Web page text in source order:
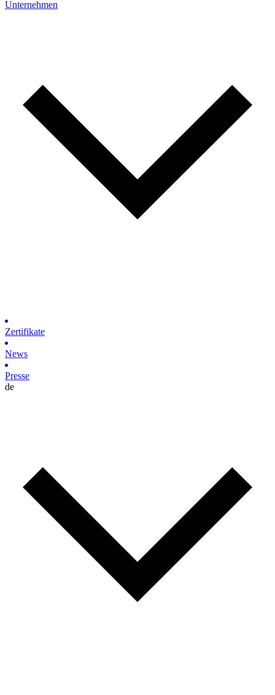
Unternehmen
Zertifikate
News
Presse
de